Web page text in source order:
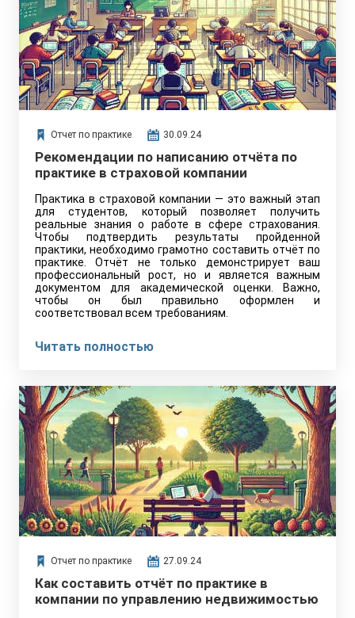
Отчет по практике 30.09.24
Рекомендации по написанию отчёта по
практике в страховой компании
Практика в страховой компании — это важный этап
для студентов, который позволяет получить
реальные знания о работе в сфере страхования.
Чтобы подтвердить результаты пройденной
практики, необходимо грамотно составить отчёт по
практике. Отчёт не только демонстрирует ваш
профессиональный рост, но и является важным
документом для академической оценки. Важно,
чтобы он был правильно оформлен и
соответствовал всем требованиям.
Читать полностью
Отчет по практике 27.09.24
Как составить отчёт по практике в
компании по управлению недвижимостью